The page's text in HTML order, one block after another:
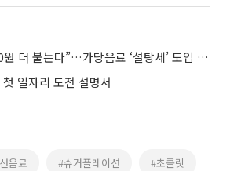
“콜라 500㎖ 150원 더 붙는다”…가당음료 ‘설탕세’ 도입 논의 본격화
첫 일자리 도전 설명서
음료 #슈거플레이션 #초콜릿